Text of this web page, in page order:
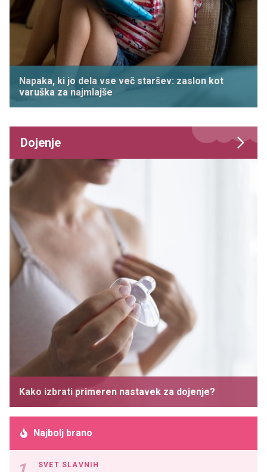
Napaka, ki jo dela vse več staršev: zaslon kot
varuška za najmlajše
Dojenje
Kako izbrati primeren nastavek za dojenje?
Najbolj brano
SVET SLAVNIH